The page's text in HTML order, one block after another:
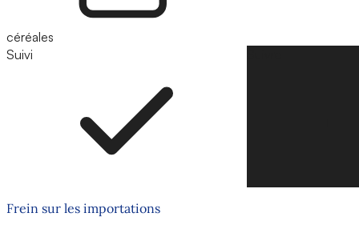
céréales
Suivi
Frein sur les importations